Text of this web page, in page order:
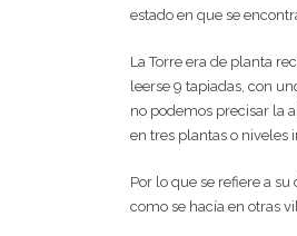
estado en que se
La Torre era de planta
leerse 9 tapiadas, con
no podemos precisar la
en tres plantas o niveles
Por lo que se refiere a
como se hacía en otras